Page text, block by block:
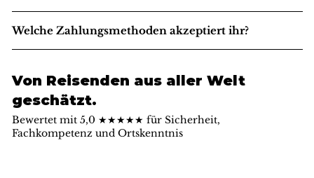
Welche Zahlungsmethoden akzeptiert ihr?
Von Reisenden aus aller Welt
geschätzt.
Bewertet mit 5,0 ★★★★★ für Sicherheit,
Fachkompetenz und Ortskenntnis